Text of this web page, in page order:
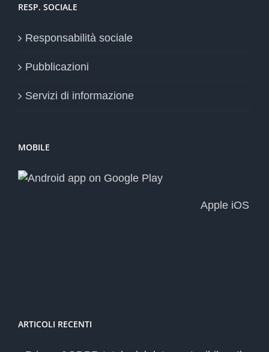
RESP. SOCIALE
Responsabilità sociale
Pubblicazioni
Servizi di informazione
MOBILE
Apple iOS
ARTICOLI RECENTI